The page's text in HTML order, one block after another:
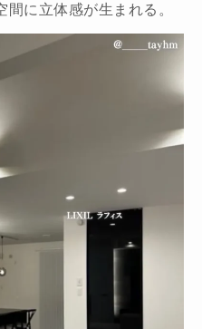
に立体感が生まれる。